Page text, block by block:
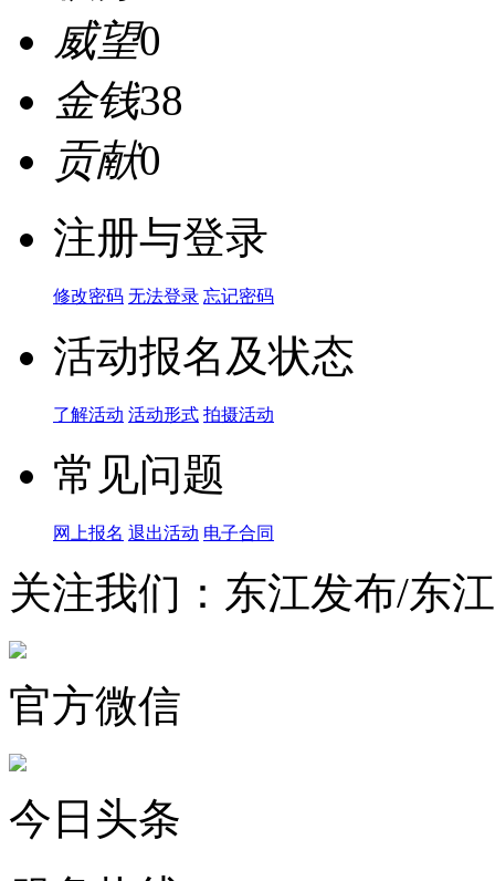
威望0
金钱38
贡献0
注册与登录
修改密码 无法登录 忘记密码
活动报名及状态
了解活动 活动形式 拍摄活动
常见问题
网上报名 退出活动 电子合同
关注我们：东江发布/东
官方微信
今日头条